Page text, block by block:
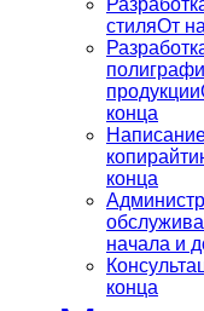
стиляОт
продукции
конца
конца
начала и
конца